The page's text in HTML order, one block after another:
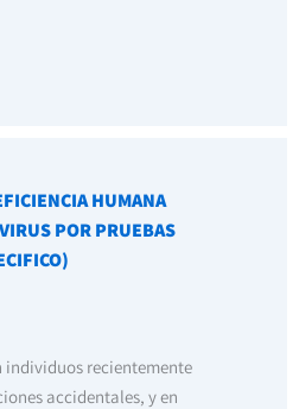
HUMANA
POR PRUEBAS
individuos recientemente
accidentales, y en